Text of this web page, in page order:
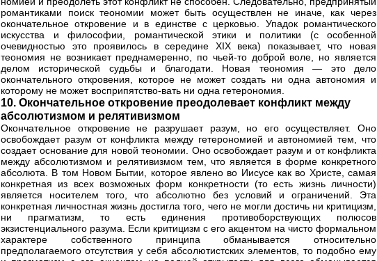
романтиками поиск теономии может быть осуществлен не иначе, как через
окончательное откровение и в единстве с церковью. Упадок романтического
искусства и философии, романтической этики и политики (с особенной
очевидностью это проявилось в середине XIX века) показывает, что новая
теономия не возникает преднамеренно, по чьей-то доброй воле, но является
делом исторической судьбы и благодати. Новая теономия — это дело
окончательного откровения, которое не может создать ни одна автономия и
которому не может восприпятство-вать ни одна гетерономия.
10. Окончательное откровение преодолевает конфликт между
абсолютизмом и релятивизмом
Окончательное откровение не разрушает разум, но его осуществляет. Оно
освобождает разум от конфликта между гетерономией и автономией тем, что
создает основание для новой теономии. Оно освобождает разум и от конфликта
между абсолютизмом и релятивизмом тем, что является в форме конкретного
абсолюта. В том Новом Бытии, которое явлено во Иисусе как во Христе, самая
конкретная из всех возможных форм конкретности (то есть жизнь личности)
является носителем того, что абсолютно без условий и ограничений. Эта
конкретная личностная жизнь достигла того, чего не могли достичь ни критицизм,
ни прагматизм, то есть единения противоборствующих полюсов
экзистенциального разума. Если критицизм с его акцентом на чисто формальном
характере собственного принципа обманывается относительно
предполагаемого отсутствия у себя абсолютистских элементов, то подобно ему